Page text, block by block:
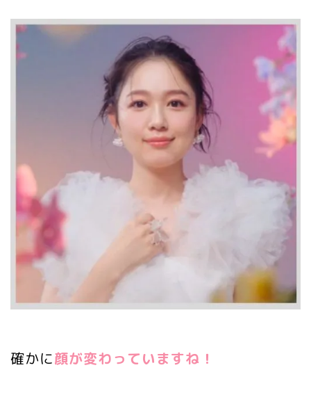
確かに顔が変わっていますね！